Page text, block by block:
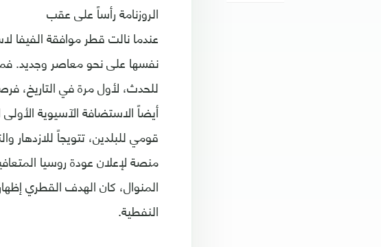
الروزنامة رأساً على عقب
عندما نالت قطر موافقة الفيفا
للحدث، لأول مرة في التاريخ،
قومي للبلدين، تتويجاً للازدهار
منصة لإعلان عودة روسيا
المنوال، كان الهدف القطري
النفطية.